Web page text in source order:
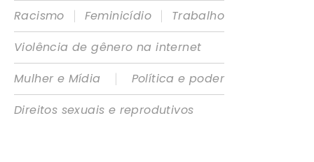
Racismo
| Feminicídio |
Trabalho
Violência de gênero na internet
Mulher e Mídia
|
Política e poder
Direitos sexuais e reprodutivos